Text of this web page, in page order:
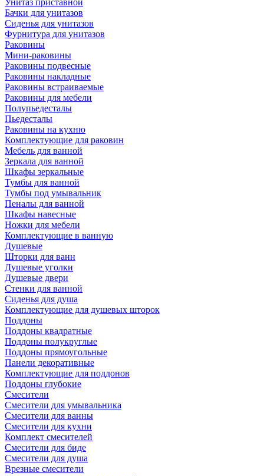
Унитаз приставной
Бачки для унитазов
Сиденья для унитазов
Фурнитура для унитазов
Раковины
Мини-раковины
Раковины подвесные
Раковины накладные
Раковины встраиваемые
Раковины для мебели
Полупьедесталы
Пьедесталы
Раковины на кухню
Комплектующие для раковин
Мебель для ванной
Зеркала для ванной
Шкафы зеркальные
Тумбы для ванной
Тумбы под умывальник
Пеналы для ванной
Шкафы навесные
Ножки для мебели
Комплектующие в ванную
Душевые
Шторки для ванн
Душевые уголки
Душевые двери
Стенки для ванной
Сиденья для душа
Комплектующие для душевых шторок
Поддоны
Поддоны квадратные
Поддоны полукруглые
Поддоны прямоугольные
Панели декоративные
Комплектующие для поддонов
Поддоны глубокие
Смесители
Смесители для умывальника
Смесители для ванны
Смесители для кухни
Комплект смесителей
Смесители для биде
Смесители для душа
Врезные смесители